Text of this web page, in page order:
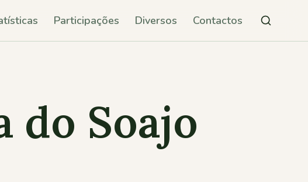
Participações Diversos Contactos
do Soajo